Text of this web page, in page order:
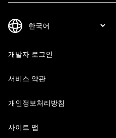
개발자 로그인
서비스 약관
개인정보처리방침
사이트 맵